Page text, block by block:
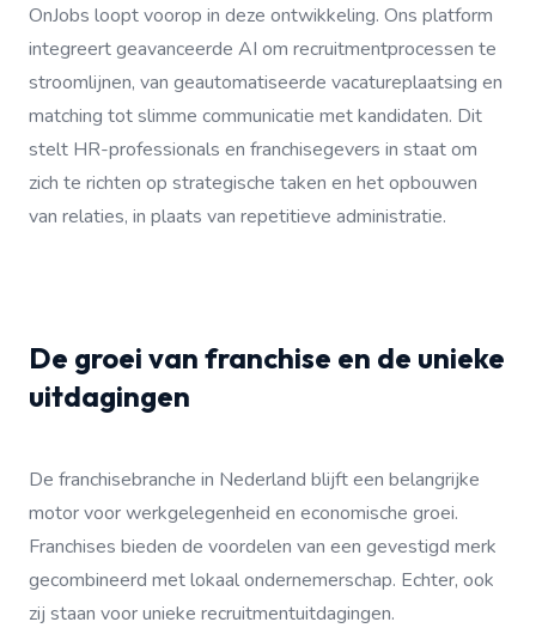
OnJobs loopt voorop in deze ontwikkeling. Ons platform
integreert geavanceerde AI om recruitmentprocessen te
stroomlijnen, van geautomatiseerde vacatureplaatsing en
matching tot slimme communicatie met kandidaten. Dit
stelt HR-professionals en franchisegevers in staat om
zich te richten op strategische taken en het opbouwen
van relaties, in plaats van repetitieve administratie.
De groei van franchise en de unieke
uitdagingen
De franchisebranche in Nederland blijft een belangrijke
motor voor werkgelegenheid en economische groei.
Franchises bieden de voordelen van een gevestigd merk
gecombineerd met lokaal ondernemerschap. Echter, ook
zij staan voor unieke recruitmentuitdagingen.